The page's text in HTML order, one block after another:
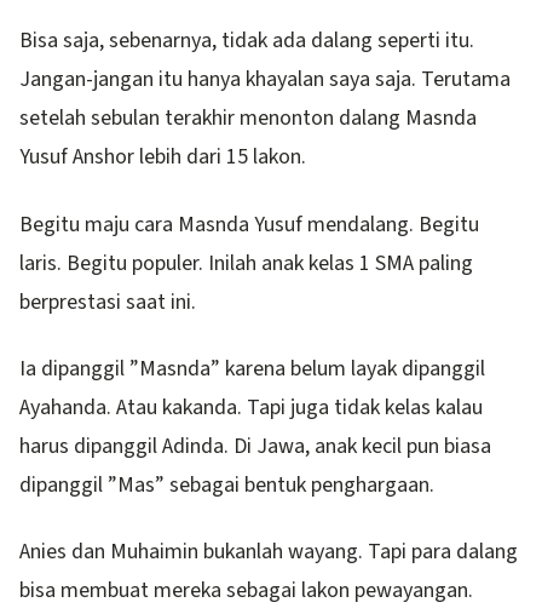
Bisa saja, sebenarnya, tidak ada dalang seperti itu.
Jangan-jangan itu hanya khayalan saya saja. Terutama
setelah sebulan terakhir menonton dalang Masnda
Yusuf Anshor lebih dari 15 lakon.
Begitu maju cara Masnda Yusuf mendalang. Begitu
laris. Begitu populer. Inilah anak kelas 1 SMA paling
berprestasi saat ini.
Ia dipanggil ”Masnda” karena belum layak dipanggil
Ayahanda. Atau kakanda. Tapi juga tidak kelas kalau
harus dipanggil Adinda. Di Jawa, anak kecil pun biasa
dipanggil ”Mas” sebagai bentuk penghargaan.
Anies dan Muhaimin bukanlah wayang. Tapi para dalang
bisa membuat mereka sebagai lakon pewayangan.